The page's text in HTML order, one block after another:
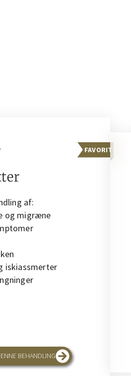
FAVORIT
af:
og migræne
iskiassmerter
BEHANDLING